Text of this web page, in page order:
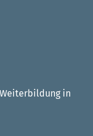
in